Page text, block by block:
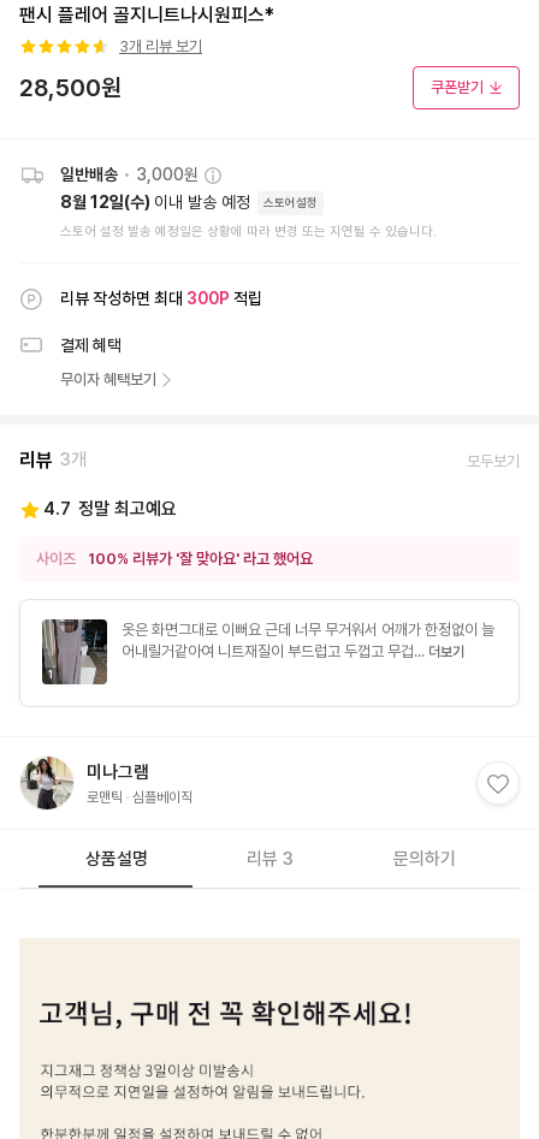
팬시 플레어 골지니트나시원피스*
3개 리뷰 보기
28,500원 쿠폰받기
일반배송 • 3,000원
8월 12일(수) 이내 발송 예정 스토어설정
스토어 설정 발송 예정일은 상황에 따라 변경 또는 지연될 수 있습니다.
리뷰 작성하면 최대 300P 적립
결제 혜택
무이자 혜택보기
리뷰 3개 모두보기
4.7 정말 최고예요
사이즈 100% 리뷰가 '잘 맞아요' 라고 했어요
1
옷은 화면그대로 이뻐요 근데 너무 무거워서 어깨가 한정없이 늘
어내릴거같아여 니트재질이 부드럽고 두껍고 무겁... 더보기
미나그램
로맨틱 심플베이직
상품설명 리뷰 3 문의하기